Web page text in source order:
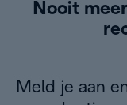
Nooit
Meld je aan